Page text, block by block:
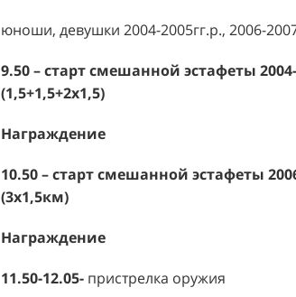
юноши, девушки 2004-2005гг.р., 2006-
9.50 – старт смешанной эстафеты
(1,5+1,5+2х1,5)
Награждение
10.50 – старт смешанной эстафеты
(3х1,5км)
Награждение
11.50-12.05- пристрелка оружия